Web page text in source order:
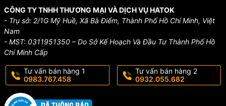
CÔNG TY TNHH THƯƠNG MẠI VÀ DỊCH VỤ HATOK
- Trụ sở: 2/1G Mỹ Huề, Xã Bà Điểm, Thành Phố Hồ Chí Minh, Việt
Nam
- MST: 0311951350 – Do Sở Kế Hoạch Và Đầu Tư Thành Phố Hồ
Chí Minh Cấp
Tư vấn bán hàng 1
0983.767.458
Tư vấn bán hàng 2
0932.055.682